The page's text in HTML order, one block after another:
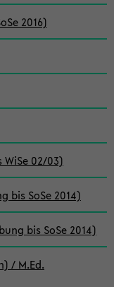
2016)
02/03)
bis SoSe 2014)
bis SoSe 2014)
/ M.Ed.